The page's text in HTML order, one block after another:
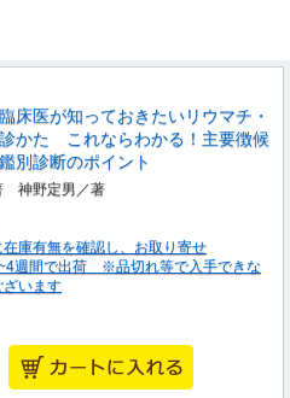
床医が知っておきたいリウマチ・
かた これならわかる！主要徴候
別診断のポイント
神野定男／著
在庫有無を確認し、お取り寄せ
週間で出荷 ※品切れ等で入手できな
ざいます